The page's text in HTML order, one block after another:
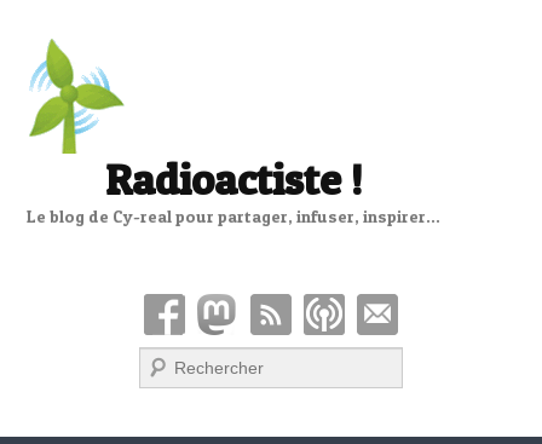
Radioactiste !
Le blog de Cy-real pour partager, infuser, inspirer…
Recherche